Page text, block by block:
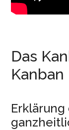
Das
Kanban
Erklärung